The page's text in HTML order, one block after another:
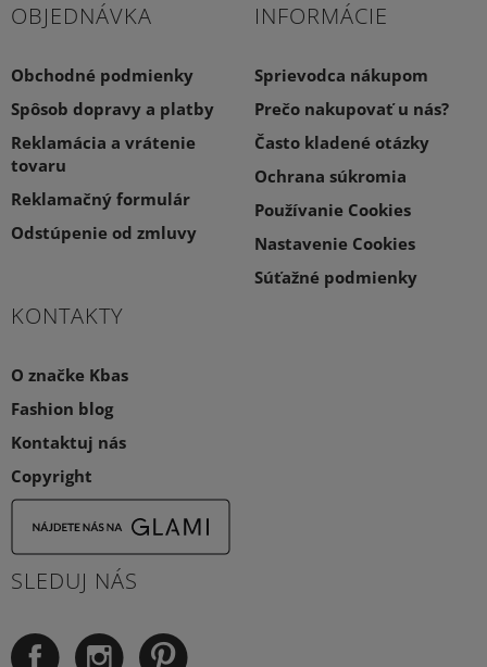
OBJEDNÁVKA
Obchodné podmienky
Spôsob dopravy a platby
Reklamácia a vrátenie
tovaru
Reklamačný formulár
Odstúpenie od zmluvy
INFORMÁCIE
Sprievodca nákupom
Prečo nakupovať u nás?
Často kladené otázky
Ochrana súkromia
Používanie Cookies
Nastavenie Cookies
Súťažné podmienky
KONTAKTY
O značke Kbas
Fashion blog
Kontaktuj nás
Copyright
SLEDUJ NÁS